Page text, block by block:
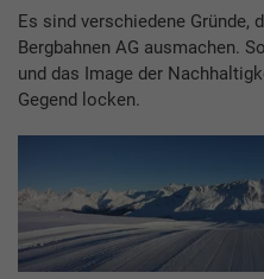
Es sind verschiedene Gründe,
Bergbahnen AG ausmachen.
und das Image der
Gegend locken.